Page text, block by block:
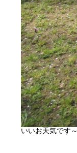
いいお天気です～